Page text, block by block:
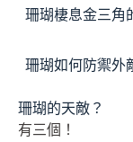
珊瑚棲息金三角
珊瑚如何防禦外
珊瑚的天敵？
有三個！